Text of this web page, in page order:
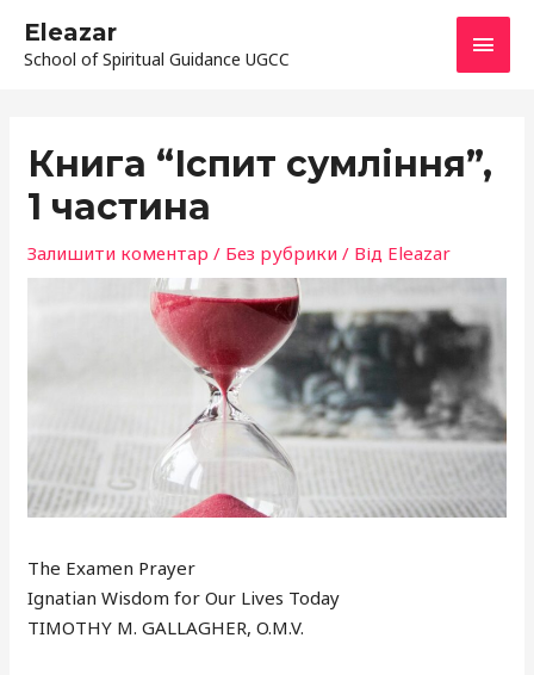
вмісту
Eleazar
School of Spiritual Guidance UGCC
Книга “Іспит сумління”,
1 частина
Залишити коментар / Без рубрики / Від Eleazar
The Examen Prayer
Ignatian Wisdom for Our Lives Today
TIMOTHY M. GALLAGHER, O.M.V.
запису